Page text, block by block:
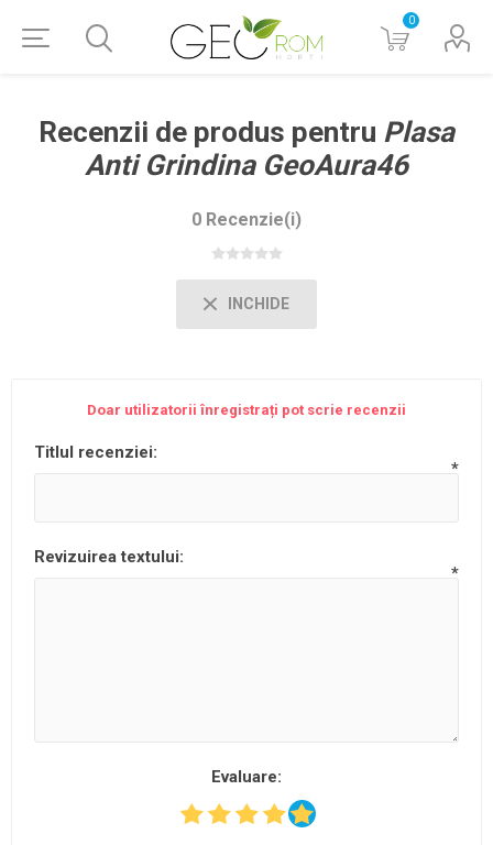
0
Recenzii de produs pentru Plasa
Anti Grindina GeoAura46
0 Recenzie(i)
INCHIDE
Doar utilizatorii înregistrați pot scrie recenzii
Titlul recenziei:
*
Revizuirea textului:
*
Evaluare: